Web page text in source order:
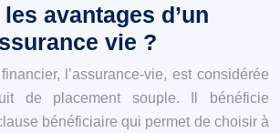
avantages d’un
vie ?
l’assurance-vie, est considérée
de placement souple. Il bénéficie
bénéficiaire qui permet de choisir à